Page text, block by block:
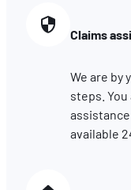
hébergé sur un site
Claims
We are by
steps.
available